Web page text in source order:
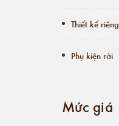
Thiết kế riêng
Phụ kiện rời
Mức giá